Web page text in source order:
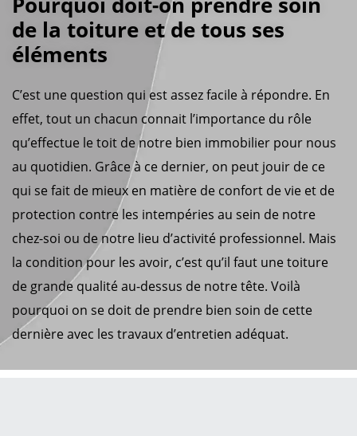
de la toiture et de tous ses
éléments
C’est une question qui est assez facile à répondre. En
effet, tout un chacun connait l’importance du rôle
qu’effectue le toit de notre bien immobilier pour nous
au quotidien. Grâce à ce dernier, on peut jouir de ce
qui se fait de mieux en matière de confort de vie et de
protection contre les intempéries au sein de notre
chez-soi ou de notre lieu d’activité professionnel. Mais
la condition pour les avoir, c’est qu’il faut une toiture
de grande qualité au-dessus de notre tête. Voilà
pourquoi on se doit de prendre bien soin de cette
dernière avec les travaux d’entretien adéquat.